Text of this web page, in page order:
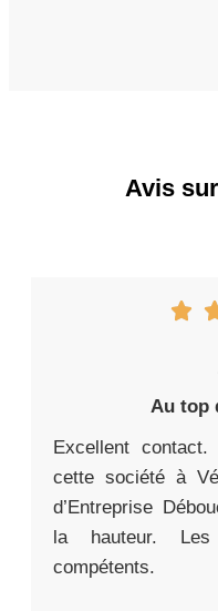
Avis
Au top
Excellent
cette société à
d’Entreprise
la hauteur.
compétents.